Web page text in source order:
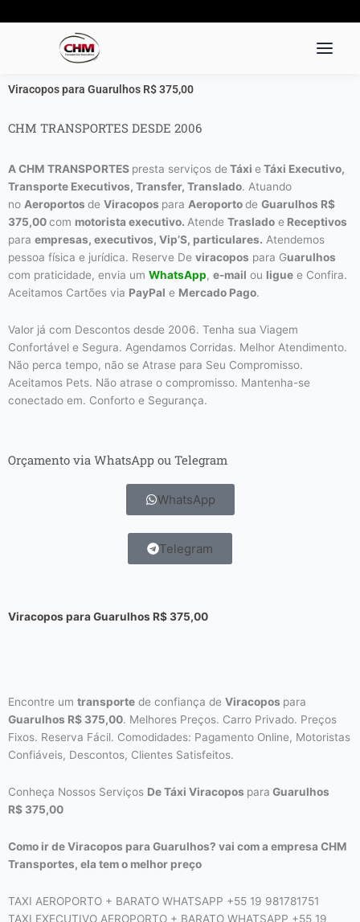
para
Viracopos para Guarulhos R$ 375,00
CHM TRANSPORTES DESDE 2006
A CHM TRANSPORTES presta serviços de Táxi e Táxi Executivo,
Transporte Executivos, Transfer, Translado. Atuando
no Aeroportos de Viracopos para Aeroportode Guarulhos R$
375,00com motorista executivo. Atende Traslado e Receptivos
para empresas, executivos, Vip’S, particulares. Atendemos
pessoa física e jurídica. Reserve De viracopos para Guarulhos
com praticidade, envia um WhatsApp, e-mail ou ligue e Confira.
Aceitamos Cartões via PayPal e Mercado Pago.
Valor já com Descontos desde 2006. Tenha sua Viagem
Confortável e Segura. Agendamos Corridas. Melhor Atendimento.
Não perca tempo, não se Atrase para Seu Compromisso.
Aceitamos Pets. Não atrase o compromisso. Mantenha-se
conectado em. Conforto e Segurança.
Orçamento via WhatsApp ou Telegram
WhatsApp
Telegram
Viracopos para Guarulhos R$375,00
Encontre um transporte de confiança de Viracopos para
Guarulhos R$ 375,00. Melhores Preços. Carro Privado. Preços
Fixos. Reserva Fácil. Comodidades: Pagamento Online, Motoristas
Confiáveis, Descontos, Clientes Satisfeitos.
Conheça Nossos Serviços De Táxi Viracopos para Guarulhos
R$ 375,00
Como ir de Viracopos para Guarulhos? vai com a empresa CHM
Transportes, ela tem o melhor preço
TAXI AEROPORTO + BARATO WHATSAPP +55 19 981781751
TAXI EXECUTIVO AEROPORTO + BARATO WHATSAPP +55 19